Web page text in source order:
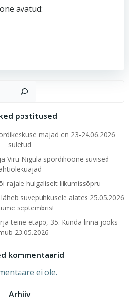
avatud:
postitused
majad on 23-24.06.2026
suletud
Viru-Nigula spordihoone suvised
rajale hulgaliselt liikumissõpru
suvepuhkusele alates 25.05.2026
septembris!
teine etapp, 35. Kunda linna jooks
23.05.2026
kommentaarid
ei ole.
Arhiiv